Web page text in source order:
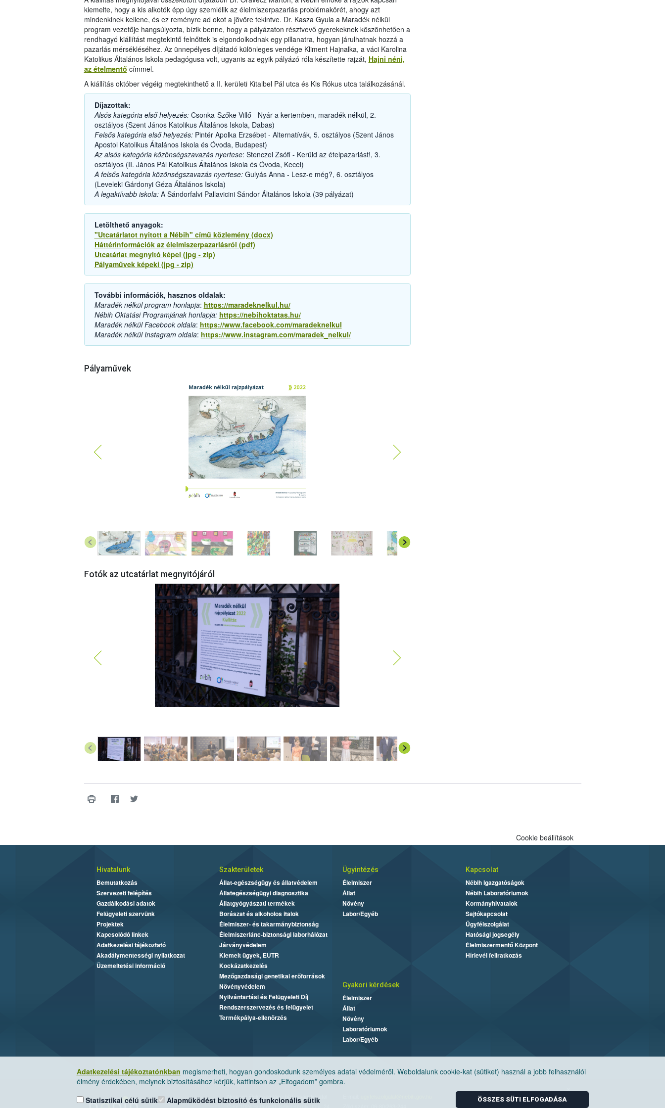
kiemelte, hogy a kis alkotók épp úgy szemlélik az élelmiszerpazarlás problémakörét, ahogy azt
mindenkinek kellene, és ez reményre ad okot a jövőre tekintve. Dr. Kasza Gyula a Maradék nélkül
program vezetője hangsúlyozta, bízik benne, hogy a pályázaton résztvevő gyerekeknek köszönhetően a
rendhagyó kiállítást megtekintő felnőttek is elgondolkodnak egy pillanatra, hogyan járulhatnak hozzá a
pazarlás mérsékléséhez. Az ünnepélyes díjátadó különleges vendége Kliment Hajnalka, a váci Karolina
Katolikus Általános Iskola pedagógusa volt, ugyanis az egyik pályázó róla készítette rajzát, Hajni néni,
az ételmentő címmel.
A kiállítás október végéig megtekinthető a II. kerületi Kitaibel Pál utca és Kis Rókus utca találkozásánál.
Díjazottak:
Alsós kategória első helyezés:Csonka-Szőke Villő - Nyár a kertemben, maradék nélkül, 2.
osztályos (Szent János Katolikus Általános Iskola, Dabas)
Felsős kategória első helyezés:Pintér Apolka Erzsébet - Alternatívák, 5. osztályos (Szent János
Apostol Katolikus Általános Iskola és Óvoda, Budapest)
Az alsós kategória közönségszavazás nyertese: Stenczel Zsófi - Kerüld az ételpazarlást!, 3.
osztályos (II. János Pál Katolikus Általános Iskola és Óvoda, Kecel)
A felsős kategória közönségszavazás nyertese:Gulyás Anna - Lesz-e még?, 6. osztályos
(Leveleki Gárdonyi Géza Általános Iskola)
A legaktívabb iskola:A Sándorfalvi Pallavicini Sándor Általános Iskola (39 pályázat)
Letölthető anyagok:
"Utcatárlatot nyitott a Nébih" című közlemény (docx)
Háttérinformációk az élelmiszerpazarlásról (pdf)
Utcatárlat megnyitó képei (jpg - zip)
Pályaművek képeki (jpg - zip)
További információk, hasznos oldalak:
Maradék nélkül program honlapja: https://maradeknelkul.hu/
Nébih Oktatási Programjának honlapja: https://nebihoktatas.hu/
Maradék nélkül Facebook oldala: https://www.facebook.com/maradeknelkul
Maradék nélkül Instagram oldala: https://www.instagram.com/maradek_nelkul/
Pályaművek
Fotók az utcatárlat megnyitójáról
Adatkezelési tájékoztatónkban megismerheti, hogyan gondoskodunk személyes adatai védelméről. Weboldalunk cookie-kat (sütiket) használ a jobb felhasználói
élmény érdekében, melynek biztosításához kérjük, kattintson az „Elfogadom” gombra.
Statisztikai célú sütik
Alapműködést biztosító és funkcionális sütik ÖSSZES SÜTI ELFOGADÁSA
Cookie beállítások
Hivatalunk
Bemutatkozás
Szervezeti felépítés
Gazdálkodási adatok
Felügyeleti szervünk
Projektek
Kapcsolódó linkek
Adatkezelési tájékoztató
Akadálymentességi nyilatkozat
Üzemeltetési információ
Szakterületek
Állat-egészségügy és állatvédelem
Állategészségügyi diagnosztika
Állatgyógyászati termékek
Borászat és alkoholos italok
Élelmiszer- és takarmánybiztonság
Élelmiszerlánc-biztonsági laborhálózat
Járványvédelem
Kiemelt ügyek, EUTR
Kockázatkezelés
Mezőgazdasági genetikai erőforrások
Növényvédelem
Nyilvántartási és Felügyeleti Díj
Rendszerszervezés és felügyelet
Termékpálya-ellenőrzés
Ügyintézés
Élelmiszer
Állat
Növény
Labor/Egyéb
Kapcsolat
Nébih Igazgatóságok
Nébih Laboratóriumok
Kormányhivatalok
Sajtókapcsolat
Ügyfélszolgálat
Hatósági jogsegély
Élelmiszermentő Központ
Hírlevél feliratkozás
Gyakori kérdések
Élelmiszer
Állat
Növény
Laboratóriumok
Labor/Egyéb
Nemzeti Élelmiszerlánc-biztonsági Hivatal